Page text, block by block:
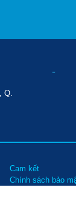
Q.
-
Cam kết
Chính sách bảo